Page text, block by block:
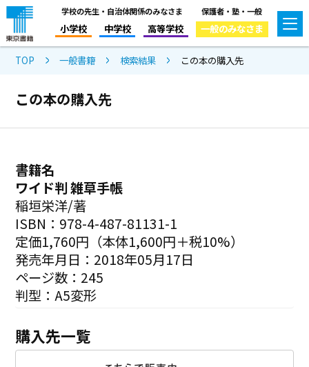
学校の先生・自治体関係のみなさま
小学校 中学校 高等学校
保護者・塾・一般
一般のみなさま
TOP 一般書籍 検索結果 この本の購入先
この本の購入先
書籍名
ワイド判 雑草手帳
稲垣栄洋/著
ISBN：978-4-487-81131-1
定価1,760円（本体1,600円＋税10%）
発売年月日：2018年05月17日
ページ数：245
判型：A5変形
購入先一覧